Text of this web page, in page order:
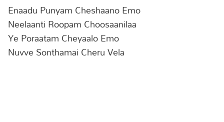
Enaadu Punyam Cheshaano Emo
Neelaanti Roopam Choosaanilaa
Ye Poraatam Cheyaalo Emo
Nuvve Sonthamai Cheru Vela